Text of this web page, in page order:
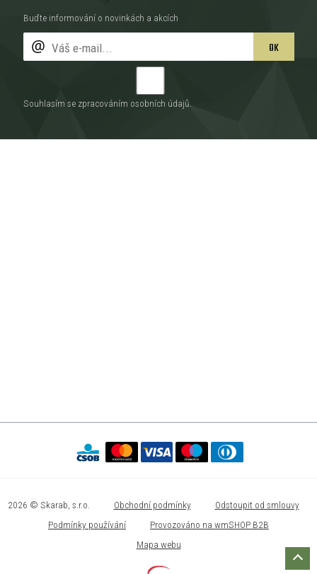
Buďte informování o novinkách a akcích
OK
Souhlasím se zpracováním osobních údajů.
2026 © Skarab, s.r.o. Obchodní podmínky
Odstoupit od smlouvy
Podmínky používání
Provozováno na wmSHOP B2B
Mapa webu